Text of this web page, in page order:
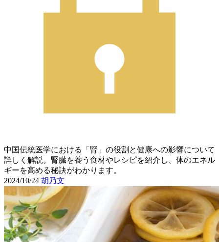
中国伝統医学における「腎」の役割と健康への影響について
詳しく解説。腎臓を養う食材やレシピを紹介し、体のエネル
ギーを高める秘訣がわかります。
2024/10/24 胡乃文